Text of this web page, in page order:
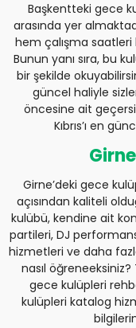
Başkentteki gece
arasında yer
hem çalışma
Bunun yanı sıra, bu
bir şekilde
güncel haliyle
öncesine ait
Kıbrıs’ı en
Girne’deki gece
açısından kaliteli
kulübü, kendine ait
partileri, DJ
hizmetleri ve daha
nasıl öğreneeksiniz?
gece kulüpleri
kulüpleri katalog